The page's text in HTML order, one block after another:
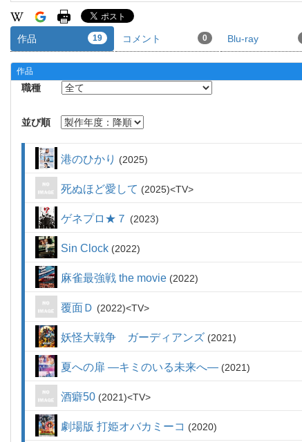
作品 19 コメント 0 Blu-ray
作品
職種
並び順
港のひかり 2025
死ぬほど愛して 2025 TV
ゲネプロ★７ 2023
Sin Clock 2022
麻雀最強戦 the movie 2022
覆面Ｄ 2022 TV
妖怪大戦争 ガーディアンズ 2021
夏への扉 ―キミのいる未来へ― 2021
酒癖50 2021 TV
劇場版 打姫オバカミーコ 2020